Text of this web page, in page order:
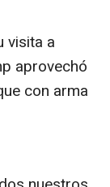
visita a
aprovechó
con arma